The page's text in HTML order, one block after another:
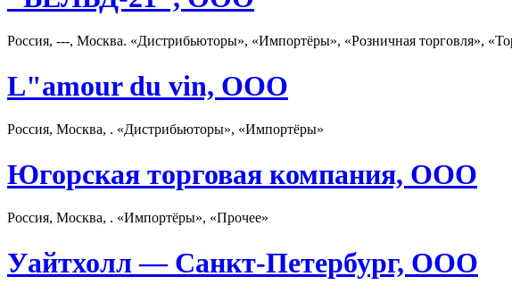
Россия, ---, Москва. «Дистрибьюторы», «Импортёры», «Розничная торговля»,
L"amour du vin, ООО
Россия, Москва, . «Дистрибьюторы», «Импортёры»
Югорская торговая компания, ООО
Россия, Москва, . «Импортёры», «Прочее»
Уайтхолл — Санкт-Петербург, ООО